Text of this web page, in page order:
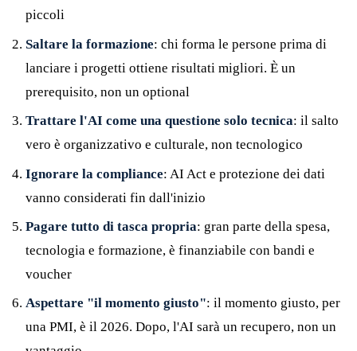
piccoli
Saltare la formazione: chi forma le persone prima di
lanciare i progetti ottiene risultati migliori. È un
prerequisito, non un optional
Trattare l'AI come una questione solo tecnica: il salto
vero è organizzativo e culturale, non tecnologico
Ignorare la compliance: AI Act e protezione dei dati
vanno considerati fin dall'inizio
Pagare tutto di tasca propria: gran parte della spesa,
tecnologia e formazione, è finanziabile con bandi e
voucher
Aspettare "il momento giusto": il momento giusto, per
una PMI, è il 2026. Dopo, l'AI sarà un recupero, non un